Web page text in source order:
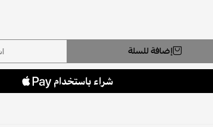
إضافة للسلة